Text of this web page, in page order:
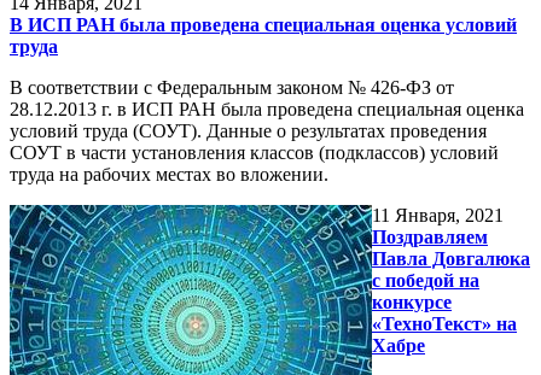
В ИСП РАН была проведена специальная оценка условий
труда
В соответствии с Федеральным законом № 426-ФЗ от
28.12.2013 г. в ИСП РАН была проведена специальная оценка
условий труда (СОУТ). Данные о результатах проведения
СОУТ в части установления классов (подклассов) условий
труда на рабочих местах во вложении.
11 Января, 2021
Поздравляем
Павла Довгалюка
с победой на
конкурсе
«ТехноТекст» на
Хабре